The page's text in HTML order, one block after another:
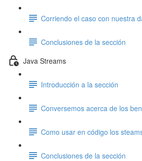
Corriendo el caso con nuestra
Conclusiones de la sección
Java Streams
Introducción a la sección
Conversemos acerca de los
Como usar en código los
Conclusiones de la sección